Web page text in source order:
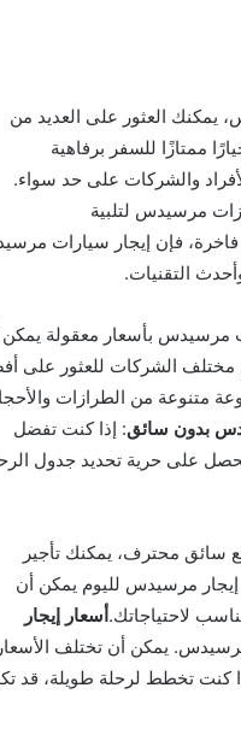
العثور على العديد من
ممتازًا للسفر برفاهية
والشركات على حد سواء.
مرسيدس لتلبية
فإن إيجار سيارات
التقنيات.
بأسعار معقولة يمكن
مختلف الشركات للعثور على
متنوعة من الطرازات
بدون سائق: إذا كنت تفضل
على حرية تحديد جدول
سائق محترف، يمكنك تأجير
مرسيدس لليوم يمكن أن
لاحتياجاتك.أسعار إيجار
يمكن أن تختلف الأسعار
كنت تخطط لرحلة طويلة، قد